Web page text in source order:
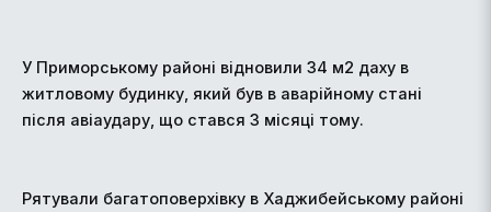
У Приморському районі відновили 34 м2 даху в
житловому будинку, який був в аварійному стані
після авіаудару, що стався 3 місяці тому.
Рятували багатоповерхівку в Хаджибейському районі